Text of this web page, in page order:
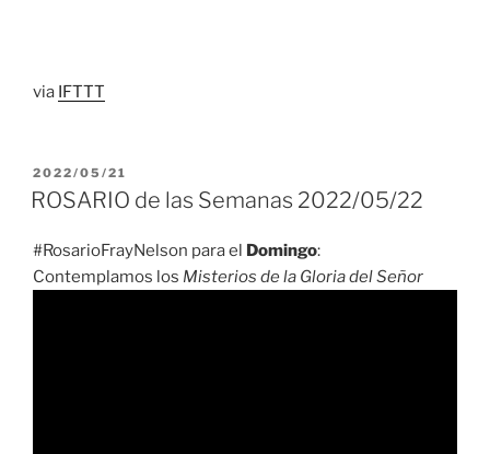
via IFTTT
PUBLICADO
EL
2022/05/21
ROSARIO de las Semanas 2022/05/22
#RosarioFrayNelson para el Domingo:
Contemplamos los Misterios de la Gloria del Señor